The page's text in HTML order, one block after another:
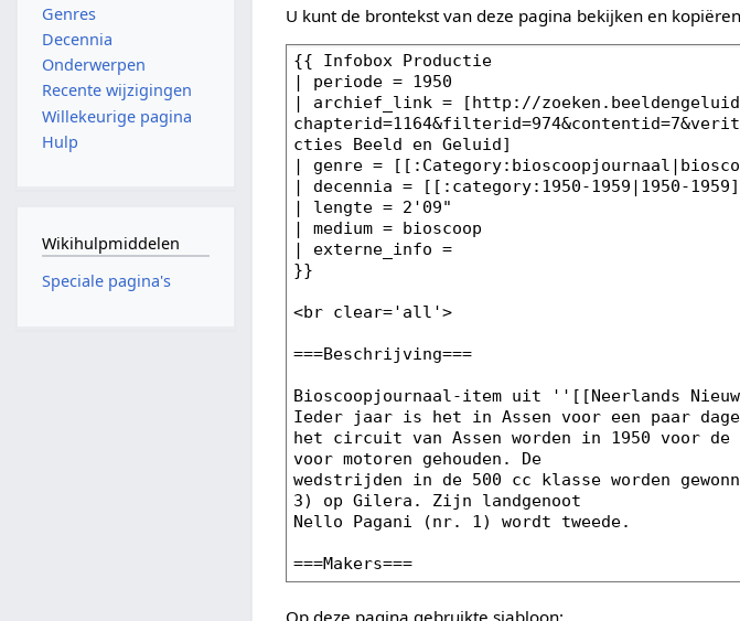
U kunt de brontekst van deze pagina bekijken en
Op deze pagina gebruikte sjabloon:
Genres
Decennia
Onderwerpen
Recente wijzigingen
Willekeurige pagina
Hulp
Wikihulpmiddelen
Speciale pagina's